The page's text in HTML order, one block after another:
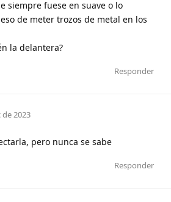
siempre fuese en suave o lo
de meter trozos de metal en los
la delantera?
Responder
de 2023
pero nunca se sabe
Responder